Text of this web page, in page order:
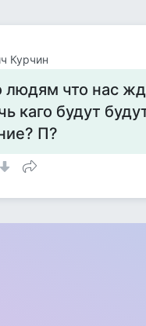
Курчин
людям что нас
каго будут
П?